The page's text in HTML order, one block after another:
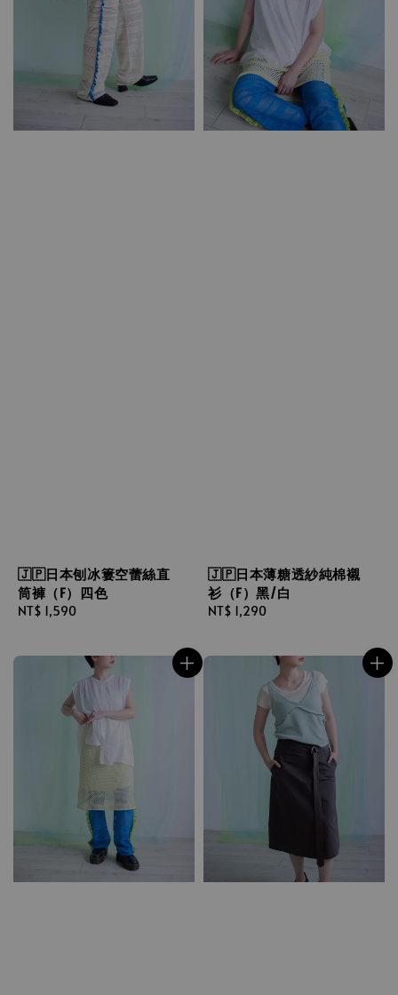
🇯🇵日本刨冰簍空蕾絲直
筒褲（F）四色
Regular
NT$ 1,590
🇯🇵日本薄糖透紗純棉襯
衫（F）黑/白
Regular
NT$ 1,290